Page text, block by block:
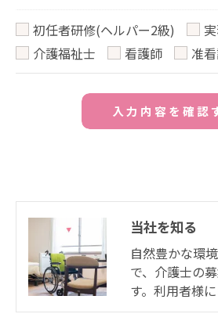
初任者研修(ヘルパー2級)
介護福祉士
看護師 准
当社を知る
自然豊かな環
で、介護士の
す。利用者様